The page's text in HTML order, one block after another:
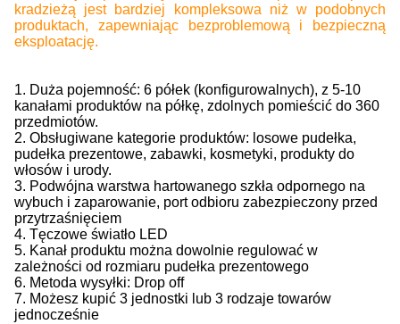
kradzieżą jest bardziej kompleksowa niż w podobnych
produktach, zapewniając bezproblemową i bezpieczną
eksploatację.
1. Duża pojemność: 6 półek (konfigurowalnych), z 5-10
kanałami produktów na półkę, zdolnych pomieścić do 360
przedmiotów.
2. Obsługiwane kategorie produktów: losowe pudełka,
pudełka prezentowe, zabawki, kosmetyki, produkty do
włosów i urody.
3. Podwójna warstwa hartowanego szkła odpornego na
wybuch i zaparowanie, port odbioru zabezpieczony przed
przytrzaśnięciem
4. Tęczowe światło LED
5. Kanał produktu można dowolnie regulować w
zależności od rozmiaru pudełka prezentowego
6. Metoda wysyłki: Drop off
7. Możesz kupić 3 jednostki lub 3 rodzaje towarów
jednocześnie